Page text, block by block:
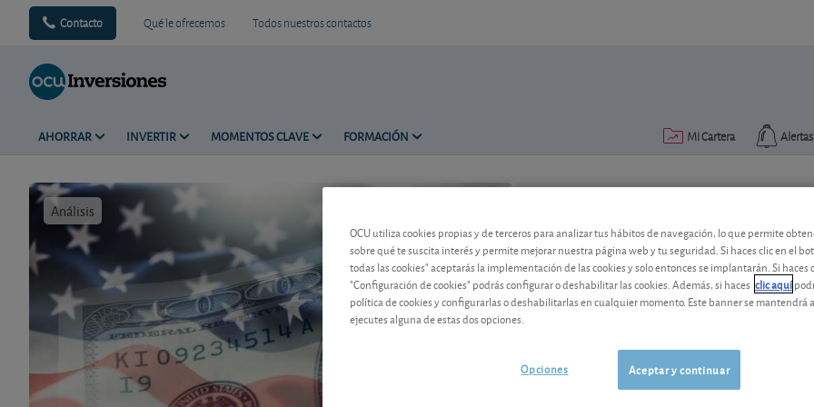
Contacto Qué le ofrecemos Todos nuestros contactos
AHORRAR INVERTIR MOMENTOS CLAVE FORMACIÓN Alertas
Mi Cartera
Análisis
ADR de acciones
Con los ADR podemos llegar a
explicamos qué son, cuándo usarlos y
OCU utiliza cookies propias y de terceros para analizar tus hábitos de navegación, lo que permite
sobre qué te suscita interés y permite mejorar nuestra página web y tu seguridad. Si haces clic en el
todas las cookies" aceptarás la implementación de las cookies y solo entonces se implantarán. Si haces
"Configuración de cookies" podrás configurar o deshabilitar las cookies. Además, si haces clic aquí
política de cookies y configurarlas o deshabilitarlas en cualquier momento. Este banner se mantendrá
ejecutes alguna de estas dos opciones.
Aceptar y continuar
Opciones